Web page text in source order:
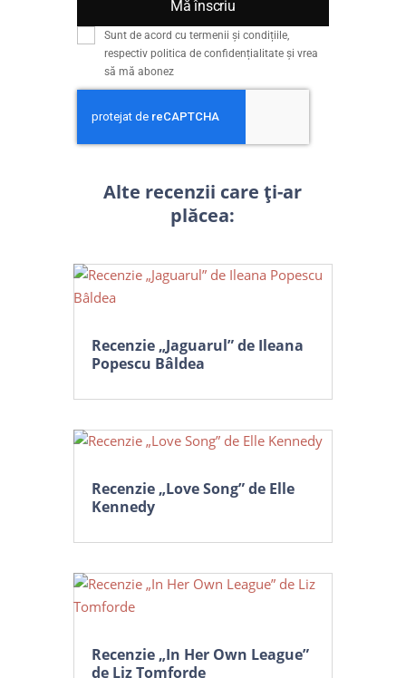
Mă înscriu
Sunt de acord cu termenii și condițiile,
respectiv politica de confidențialitate și vrea
să mă abonez
Alte recenzii care ți-ar
plăcea:
Recenzie „Jaguarul” de Ileana
Popescu Bâldea
Recenzie „Love Song” de Elle
Kennedy
Recenzie „In Her Own League”
de Liz Tomforde